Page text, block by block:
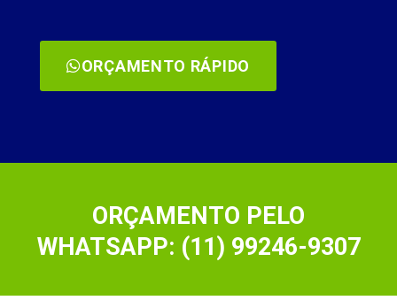
ORÇAMENTO RÁPIDO
ORÇAMENTO PELO
WHATSAPP: (11) 99246-9307